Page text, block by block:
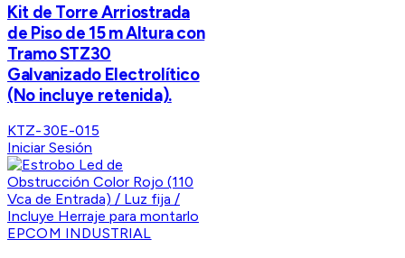
Kit de Torre Arriostrada
de Piso de 15 m Altura con
Tramo STZ30
Galvanizado Electrolítico
(No incluye retenida).
KTZ-30E-015
Iniciar Sesión
EPCOM INDUSTRIAL